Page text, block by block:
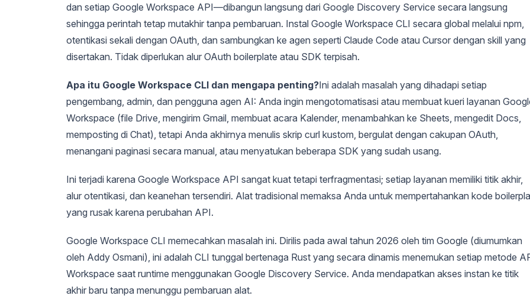
dan setiap Google Workspace API—dibangun langsung dari Google Discovery Service secara langsung
sehingga perintah tetap mutakhir tanpa pembaruan. Instal Google Workspace CLI secara global melalui npm,
otentikasi sekali dengan OAuth, dan sambungkan ke agen seperti Claude Code atau Cursor dengan skill yang
disertakan. Tidak diperlukan alur OAuth boilerplate atau SDK terpisah.
Apa itu Google Workspace CLI dan mengapa penting?Ini adalah masalah yang dihadapi setiap
pengembang, admin, dan pengguna agen AI: Anda ingin mengotomatisasi atau membuat kueri layanan
Workspace (file Drive, mengirim Gmail, membuat acara Kalender, menambahkan ke Sheets, mengedit Docs,
memposting di Chat), tetapi Anda akhirnya menulis skrip curl kustom, bergulat dengan cakupan OAuth,
menangani paginasi secara manual, atau menyatukan beberapa SDK yang sudah usang.
Ini terjadi karena Google Workspace API sangat kuat tetapi terfragmentasi; setiap layanan memiliki titik akhir,
alur otentikasi, dan keanehan tersendiri. Alat tradisional memaksa Anda untuk mempertahankan kode
yang rusak karena perubahan API.
Google Workspace CLI memecahkan masalah ini. Dirilis pada awal tahun 2026 oleh tim Google (diumumkan
oleh Addy Osmani), ini adalah CLI tunggal bertenaga Rust yang secara dinamis menemukan setiap metode
Workspace saat runtime menggunakan Google Discovery Service. Anda mendapatkan akses instan ke titik
akhir baru tanpa menunggu pembaruan alat.